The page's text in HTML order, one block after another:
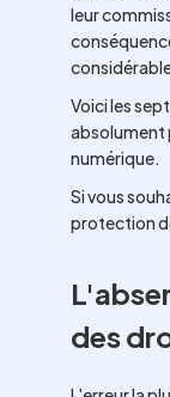
leur
Voici les
absolument
numérique.
Si vous
protection
des